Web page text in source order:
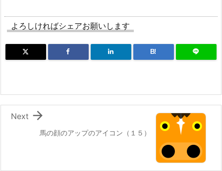
よろしければシェアお願いします
B!
馬の顔のアップのアイコン（１５）

Next